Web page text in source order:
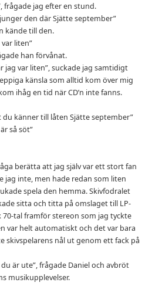
frågade jag efter en stund.
den där Sjätte september”
kände till den.
var liten”
han förvånat.
jag var liten”, suckade jag samtidigt
känsla som alltid kom över mig
ihåg en tid när CD’n inte fanns.
känner till låten Sjätte september”
så söt”
berätta att jag själv var ett stort fan
jag inte, men hade redan som liten
spela den hemma. Skivfodralet
sitta och titta på omslaget till LP-
tal framför stereon som jag tyckte
var helt automatiskt och det var bara
skivspelarens nål ut genom ett fack på
är ute”, frågade Daniel och avbröt
musikupplevelser.